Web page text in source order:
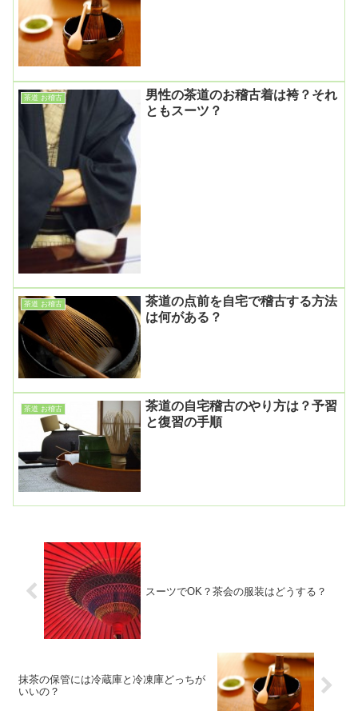
茶道 お稽古
男性の茶道のお稽古着は袴？それ
ともスーツ？
茶道 お稽古
茶道の点前を自宅で稽古する方法
は何がある？
茶道 お稽古
茶道の自宅稽古のやり方は？予習
と復習の手順
スーツでOK？茶会の服装はどうする？
抹茶の保管には冷蔵庫と冷凍庫どっちが
いいの？